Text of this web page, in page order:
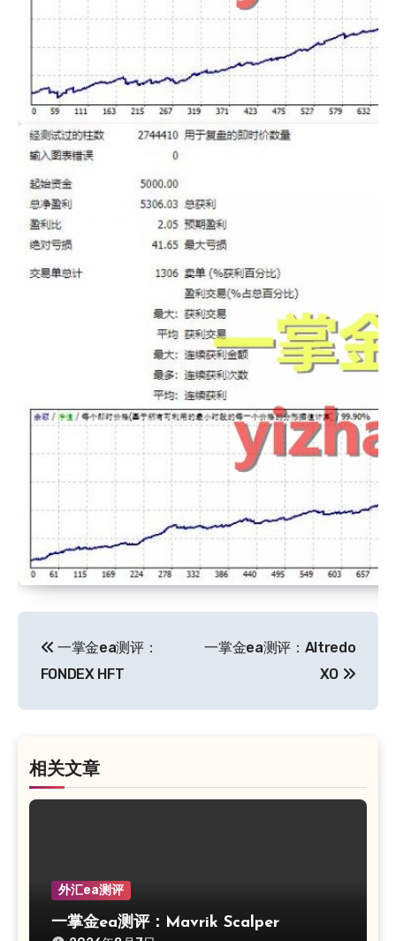
章
导
一掌金ea测评：
FONDEX HFT
一掌金ea测评：Altredo
XO
相关文章
外汇ea测评
一掌金ea测评：Mavrik Scalper